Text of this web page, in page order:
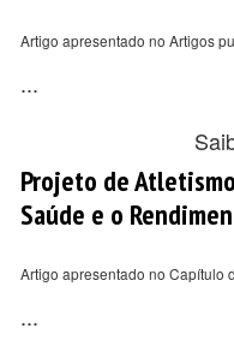
Artigo apresentado no Artigos
...
Projeto de
Saúde e o
Artigo apresentado no Capítulo
...